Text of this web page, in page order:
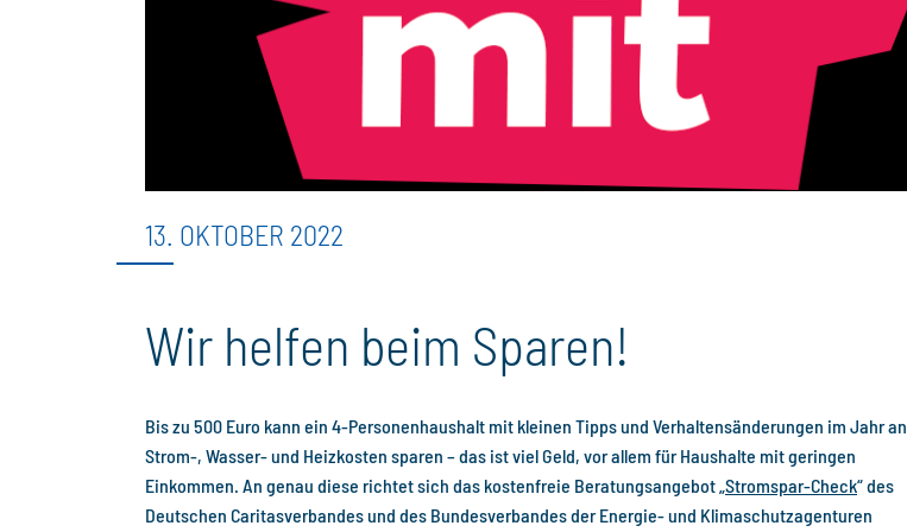
13. OKTOBER 2022
Wir helfen beim Sparen!
Bis zu 500 Euro kann ein 4-Personenhaushalt mit kleinen Tipps und Verhaltensänderungen im Jahr an
Strom-, Wasser- und Heizkosten sparen – das ist viel Geld, vor allem für Haushalte mit geringen
Einkommen. An genau diese richtet sich das kostenfreie Beratungsangebot „Stromspar-Check“ des
Deutschen Caritasverbandes und des Bundesverbandes der Energie- und Klimaschutzagenturen